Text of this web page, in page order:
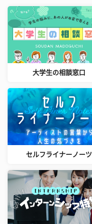
大学生の相談窓口
セルフライナーノーツ